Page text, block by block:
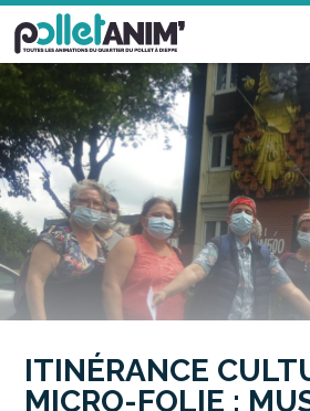
Pollet Anim'
ITINÉRANCE
MICRO-FOLIE :